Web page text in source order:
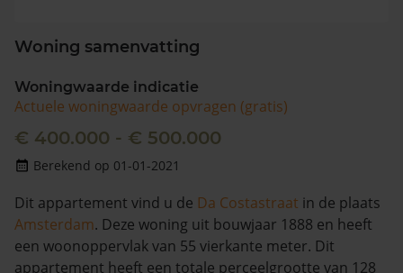
Woning samenvatting
Woningwaarde indicatie
Actuele woningwaarde opvragen (gratis)
€ 400.000 - € 500.000
Berekend op 01-01-2021
Dit appartement vind u de Da Costastraat in de plaats
Amsterdam. Deze woning uit bouwjaar 1888 en heeft
een woonoppervlak van 55 vierkante meter. Dit
appartement heeft een totale perceelgrootte van 128